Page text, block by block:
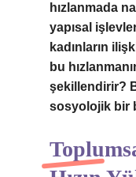
hızlanmada
yapısal
kadınların
bu
şekillendirir?
sosyolojik bir